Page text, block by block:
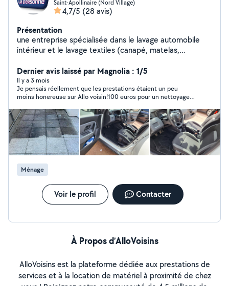
Saint-Apollinaire (Nord Village)
4,7/5 (28 avis)
Présentation
une entreprise spécialisée dans le lavage automobile
intérieur et le lavage textiles (canapé, matelas,
extraction, aucune saleté ne lui résiste et votre tissu
ressortira comme neuf !N'hésitez pas à nous ajouter sur
nos réseaux pour voir nos réalisations !
Dernier avis laissé par Magnolia : 1/5
Il y a 3 mois
Je pensais réellement que les prestations étaient un peu
moins honereuse sur Allo voisin!100 euros pour un nettoyage
que les offres sur dijon en tant que professionnel !!
Ménage
Voir le profil Contacter
À Propos d’AlloVoisins
AlloVoisins est la plateforme dédiée aux prestations de
services et à la location de matériel à proximité de chez